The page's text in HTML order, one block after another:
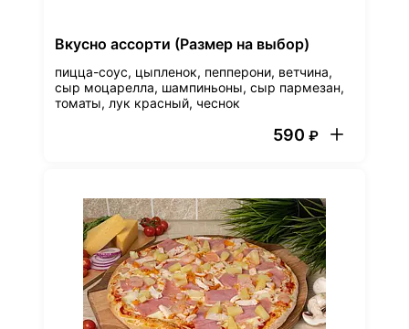
Вкусно ассорти (Размер на выбор)
пицца-соус, цыпленок, пепперони, ветчина,
сыр моцарелла, шампиньоны, сыр пармезан,
томаты, лук красный, чеснок
590 ₽